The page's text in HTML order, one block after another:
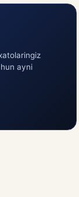
ayni